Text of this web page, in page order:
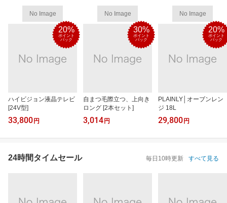
No Image
20%
ポイント
バック
ハイビジョン液晶テレビ
[24V型]
33,800 円
No Image
30%
ポイント
バック
自まつ毛際立つ、上向き
ロング [2本セット]
3,014 円
No Image
20%
ポイント
バック
PLAINLY│オーブンレン
ジ 18L
29,800 円
24時間タイムセール 毎日10時更新 すべて見る